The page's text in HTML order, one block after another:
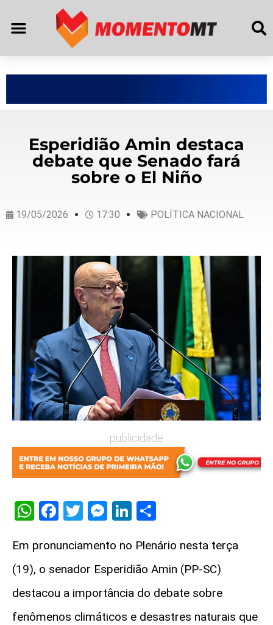
Esperidião Amin destaca
debate que Senado fará
sobre o El Niño
19/05/2026 17:30 POLÍTICA NACIONAL
publicidade
WhatsApp
Facebook
Twitter
Messenger
LinkedIn
Em pronunciamento no Plenário nesta terça
(19), o senador Esperidião Amin (PP-SC)
destacou a importância do debate sobre
fenômenos climáticos e desastres naturais que